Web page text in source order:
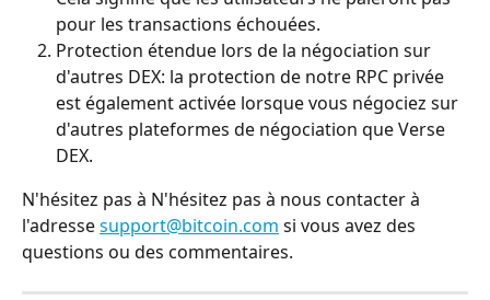
pour les transactions échouées.
Protection étendue lors de la négociation sur
d'autres DEX: la protection de notre RPC privée
est également activée lorsque vous négociez sur
d'autres plateformes de négociation que Verse
DEX.
N'hésitez pas à N'hésitez pas à nous contacter à
l'adresse support@bitcoin.com si vous avez des
questions ou des commentaires.